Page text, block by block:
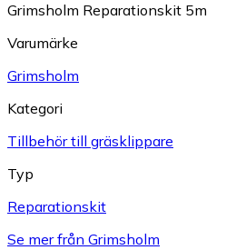
Grimsholm Reparationskit 5m
Varumärke
Grimsholm
Kategori
Tillbehör till gräsklippare
Typ
Reparationskit
Se mer från Grimsholm